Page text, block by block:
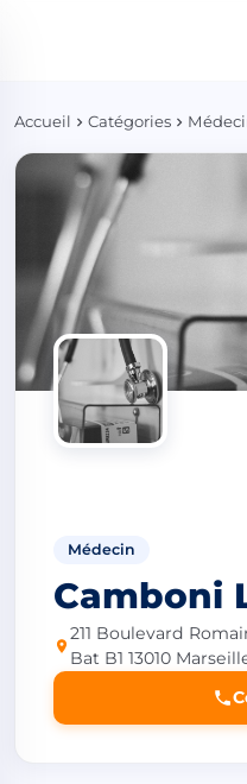
Accueil Catégories
Médecin
Camboni
211 Boulevard
Bat B1 13010